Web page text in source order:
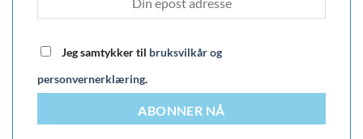
Jeg samtykker til bruksvilkår og
personvernerklæring.
ABONNER NÅ